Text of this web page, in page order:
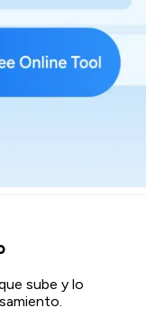
sube y lo